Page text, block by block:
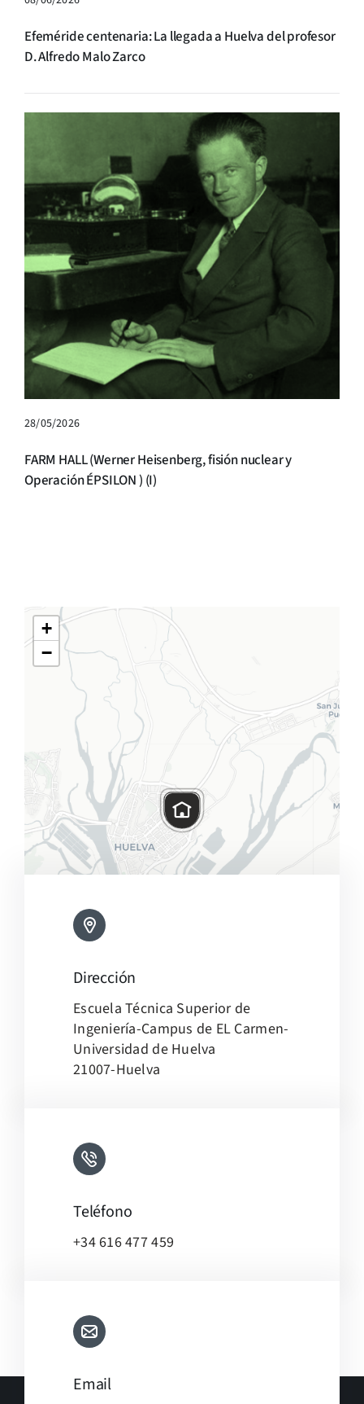
Efeméride centenaria: La llegada a Huelva del profesor
D. Alfredo Malo Zarco
28/05/2026
FARM HALL (Werner Heisenberg, fisión nuclear y
Operación ÉPSILON ) (I)
+
−
OpenStreetMap, under ODbL.
Dirección
Escuela Técnica Superior de
Ingeniería-Campus de EL Carmen-
Universidad de Huelva
21007-Huelva
Teléfono
+34 616 477 459
Email